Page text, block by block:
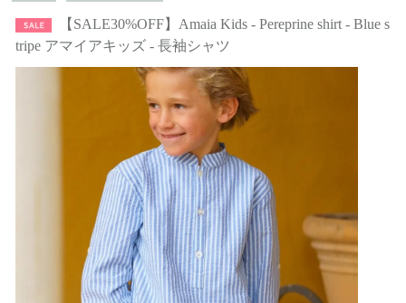
【SALE30%OFF】Amaia Kids - Pereprine shirt - Blue s
tripe アマイアキッズ - 長袖シャツ